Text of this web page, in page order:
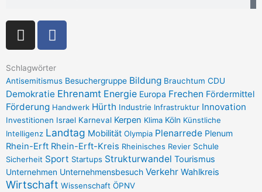
I
n
t
a
g
r
a
m
F
a
e
b
o
o
k
-
f
Schlagwörter
Antisemitismus Besuchergruppe Bildung Brauchtum CDU
Demokratie Ehrenamt Energie Europa Frechen Fördermittel
Förderung Handwerk Hürth Industrie Infrastruktur Innovation
Investitionen Israel Karneval Kerpen Klima Köln Künstliche
Intelligenz Landtag Mobilität Olympia Plenarrede Plenum
Rhein-Erft Rhein-Erft-Kreis Rheinisches Revier Schule
Sicherheit Sport Startups Strukturwandel Tourismus
Unternehmen Unternehmensbesuch Verkehr Wahlkreis
Wirtschaft Wissenschaft ÖPNV